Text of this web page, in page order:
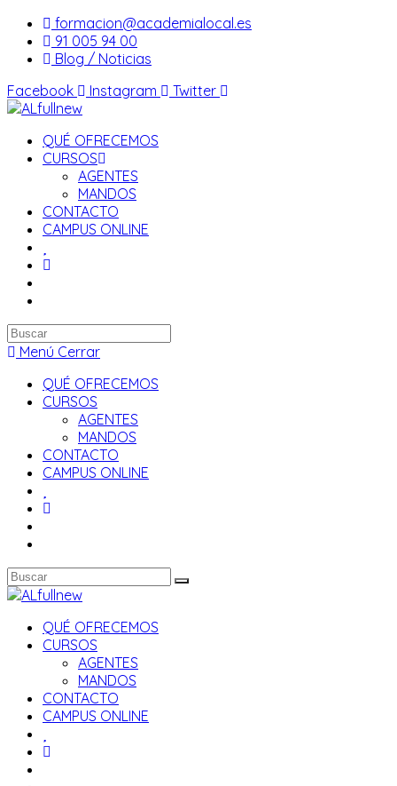
Saltar
contenido
formacion@academialocal.es
91 005 94 00
Blog / Noticias
Facebook
Instagram Twitter
QUÉ OFRECEMOS
CURSOS
AGENTES
MANDOS
CONTACTO
CAMPUS ONLINE
Buscar
en
web
Menú Cerrar
QUÉ OFRECEMOS
CURSOS
AGENTES
MANDOS
CONTACTO
CAMPUS ONLINE
QUÉ OFRECEMOS
CURSOS
AGENTES
MANDOS
CONTACTO
CAMPUS ONLINE